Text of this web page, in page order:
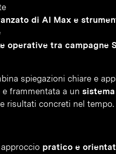
di AI Max e
operative tra campagne
spiegazioni chiare e
frammentata a un
risultati concreti nel tempo.
pratico e